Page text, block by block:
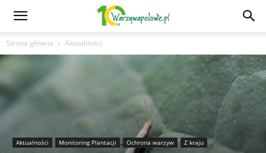
Strona główna Aktualności
Aktualności Monitoring Plantacji Ochrona warzyw Z kraju